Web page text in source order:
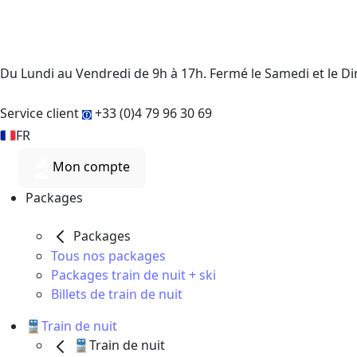
Du Lundi au Vendredi de 9h à 17h. Fermé le Samedi et le
Service client
+33 (0)4 79 96 30 69
FR
Mon compte
Packages
Packages
Tous nos packages
Packages train de nuit + ski
Billets de train de nuit
🚆Train de nuit
🚆Train de nuit